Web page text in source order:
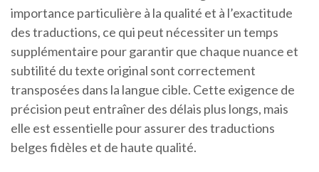
importance particulière à la qualité et à l’exactitude
des traductions, ce qui peut nécessiter un temps
supplémentaire pour garantir que chaque nuance et
subtilité du texte original sont correctement
transposées dans la langue cible. Cette exigence de
précision peut entraîner des délais plus longs, mais
elle est essentielle pour assurer des traductions
belges fidèles et de haute qualité.